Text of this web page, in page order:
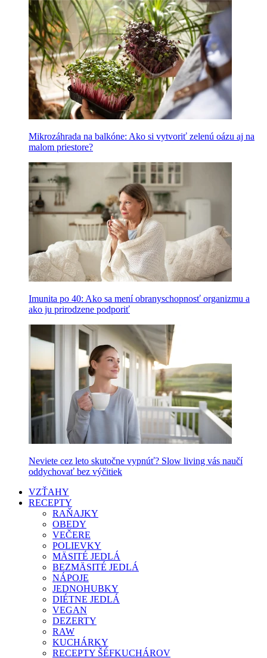
Mikrozáhrada na balkóne: Ako si vytvoriť zelenú oázu aj na
malom priestore?
Imunita po 40: Ako sa mení obranyschopnosť organizmu a
ako ju prirodzene podporiť
Neviete cez leto skutočne vypnúť? Slow living vás naučí
oddychovať bez výčitiek
VZŤAHY
RECEPTY
RAŇAJKY
OBEDY
VEČERE
POLIEVKY
MÄSITÉ JEDLÁ
BEZMÄSITÉ JEDLÁ
NÁPOJE
JEDNOHUBKY
DIÉTNE JEDLÁ
VEGAN
DEZERTY
RAW
KUCHÁRKY
RECEPTY ŠÉFKUCHÁROV